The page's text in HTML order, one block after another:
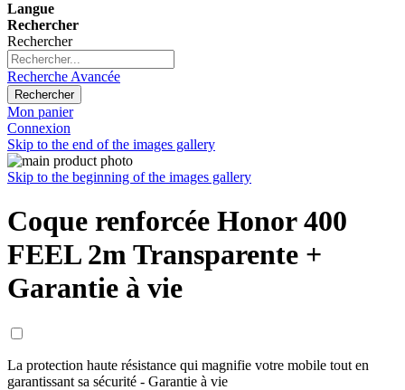
Langue
Rechercher
Rechercher
Recherche Avancée
Rechercher
Mon panier
Connexion
Skip to the end of the images gallery
Skip to the beginning of the images gallery
Coque renforcée Honor 400
FEEL 2m Transparente +
Garantie à vie
La protection haute résistance qui magnifie votre mobile tout en
garantissant sa sécurité - Garantie à vie